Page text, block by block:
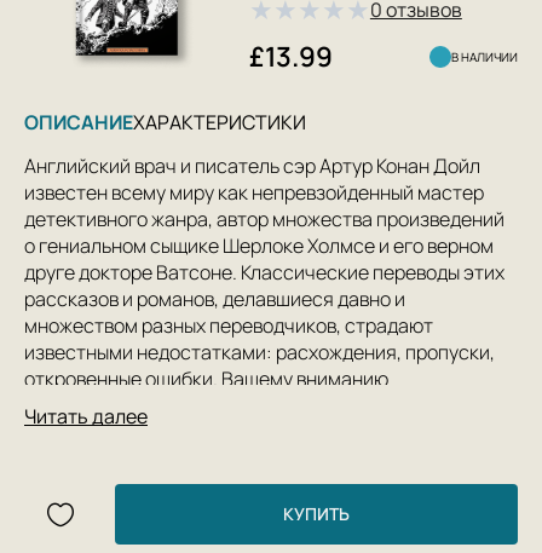
★★★★★0 отзывов
£13.99 В НАЛИЧИИ
ОПИСАНИЕХАРАКТЕРИСТИКИ
Английский врач и писатель сэр Артур Конан Дойл
известен всему миру как непревзойденный мастер
детективного жанра, автор множества произведений
о гениальном сыщике Шерлоке Холмсе и его верном
друге докторе Ватсоне. Классические переводы этих
рассказов и романов, делавшиеся давно и
множеством разных переводчиков, страдают
известными недостатками: расхождения, пропуски,
откровенные ошибки. Вашему вниманию
предлагается романы «Знак четырех» и «Собака
Баскервилей» с новыми переводами, выполненными
мастерами, чьи переводы Кадзуо Исигуро и Рэя
Брэдбери, Фрэнсиса Скотта Фицджеральда и Чарльза
Паллисера, Томаса Де Квинси, Германа Мелвилла и
Читать далее
КУПИТЬ